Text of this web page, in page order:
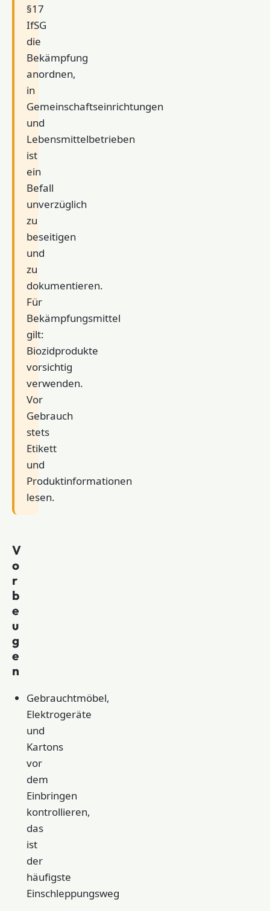
§17
IfSG
die
Bekämpfung
anordnen,
in
Gemeinschaftseinrichtungen
und
Lebensmittelbetrieben
ist
ein
Befall
unverzüglich
zu
beseitigen
und
zu
dokumentieren.
Für
Bekämpfungsmittel
gilt:
Biozidprodukte
vorsichtig
verwenden.
Vor
Gebrauch
stets
Etikett
und
Produktinformationen
lesen.
V
o
r
b
e
u
g
e
n
Gebrauchtmöbel,
Elektrogeräte
und
Kartons
vor
dem
Einbringen
kontrollieren,
das
ist
der
häufigste
Einschleppungsweg